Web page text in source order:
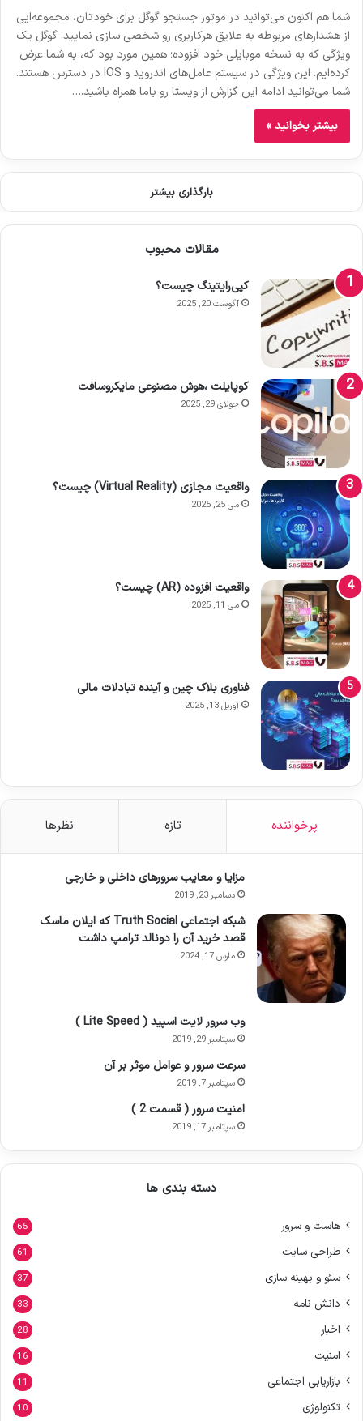
شما هم اکنون می‌توانید در موتور جستجو گوگل برای خودتان، مجموعه‌ایی
از هشدارهای مربوطه به علایق هرکاربری رو شخصی سازی نمایید. گوگل یک
ویژگی که به نسخه موبایلی خود افزوده؛ همین مورد بود که، به شما عرض
کرده‌ایم. این ویژگی در سیستم عامل‌های اندروید و IOS در دسترس هستند.
شما می‌توانید ادامه این گزارش از ویستا رو باما همراه باشید.…
بیشتر بخوانید »
بارگذاری بیشتر
مقالات محبوب
کپی‌رایتینگ چیست؟
آگوست 20, 2025
کوپایلت ،هوش مصنوعی مایکروسافت
جولای 29, 2025
واقعیت مجازی (Virtual Reality) چیست؟
می 25, 2025
واقعیت افزوده (AR) چیست؟
می 11, 2025
فناوری بلاک چین و آینده تبادلات مالی
آوریل 13, 2025
پرخواننده تازه نظرها
مزایا و معایب سرورهای داخلی و خارجی
دسامبر 23, 2019
شبکه اجتماعی Truth Social که ایلان ماسک
قصد خرید آن را دونالد ترامپ داشت
مارس 17, 2024
وب سرور لایت اسپید ( Lite Speed )
سپتامبر 29, 2019
سرعت سرور و عوامل موثر بر آن
سپتامبر 7, 2019
امنیت سرور ( قسمت 2 )
سپتامبر 17, 2019
دسته بندی ها
هاست و سرور 65
طراحی سایت 61
سئو و بهینه سازی 37
دانش نامه 33
اخبار 28
امنیت 16
بازاریابی اجتماعی 11
تکنولوژی 10